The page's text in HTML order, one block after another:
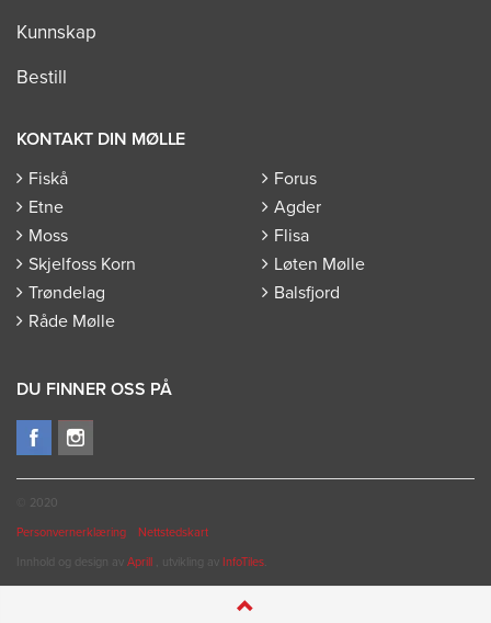
Kunnskap
Bestill
KONTAKT DIN MØLLE
Fiskå
Forus
Etne
Agder
Moss
Flisa
Skjelfoss Korn
Løten Mølle
Trøndelag
Balsfjord
Råde Mølle
DU FINNER OSS PÅ
© 2020
Personvernerklæring Nettstedskart
Innhold og design av Aprill , utvikling av InfoTiles